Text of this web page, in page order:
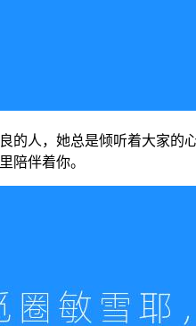
的人，她总是倾听着大家的
陪伴着你。